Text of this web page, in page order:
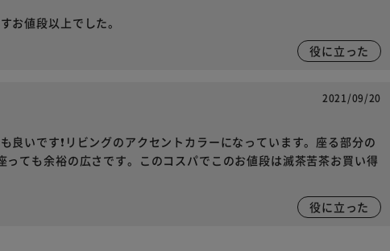
お値段以上でした。
役に立った
2021/09/20
良いです❗️リビングのアクセントカラーになっています。座る部分の
っても余裕の広さです。このコスパでこのお値段は滅茶苦茶お買い得
役に立った